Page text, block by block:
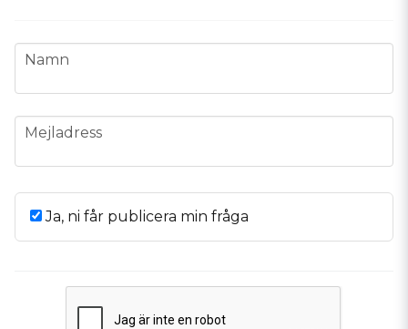
name
Namn
email
Mejladress
Ja, ni får publicera min fråga